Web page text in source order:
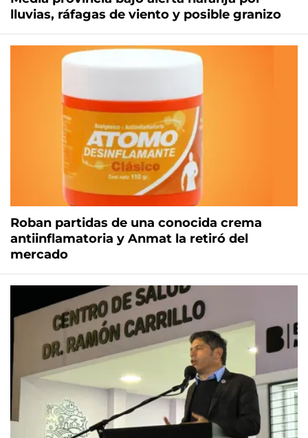
lluvias, ráfagas de viento y posible granizo
Roban partidas de una conocida crema
antiinflamatoria y Anmat la retiró del
mercado